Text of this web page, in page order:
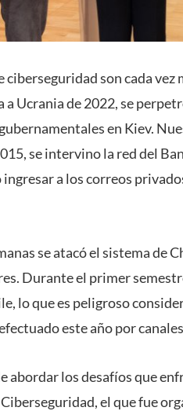
ciberseguridad son cada
a Ucrania de 2022, se
en Kiev.
se intervino la red del
ingresar a los correos
se atacó el sistema de
Durante el primer
lo que es peligroso
este año por
abordar los desafíos que
el que fue